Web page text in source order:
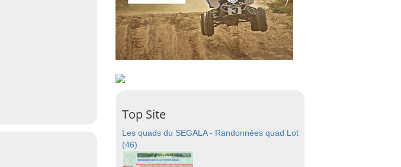
Top Site
Les quads du SEGALA - Randonnées quad Lot
(46)